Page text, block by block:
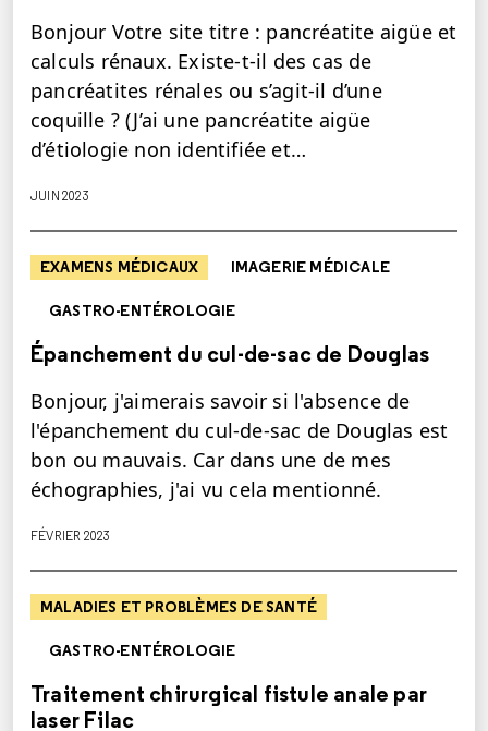
Bonjour Votre site titre : pancréatite aigüe et
calculs rénaux. Existe-t-il des cas de
pancréatites rénales ou s’agit-il d’une
coquille ? (J’ai une pancréatite aigüe
d’étiologie non identifiée et…
JUIN 2023
EXAMENS MÉDICAUX IMAGERIE MÉDICALE
GASTRO-ENTÉROLOGIE
Épanchement du cul-de-sac de Douglas
Bonjour, j'aimerais savoir si l'absence de
l'épanchement du cul-de-sac de Douglas est
bon ou mauvais. Car dans une de mes
échographies, j'ai vu cela mentionné.
FÉVRIER 2023
MALADIES ET PROBLÈMES DE SANTÉ
GASTRO-ENTÉROLOGIE
Traitement chirurgical fistule anale par
laser Filac